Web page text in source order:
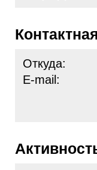
Откуда:
E-mail: